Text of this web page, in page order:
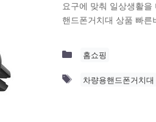
요구에 맞춰 일상생활
핸드폰거치대 상품 빠
Categories
홈쇼핑
Tags
차량용핸드폰거치대